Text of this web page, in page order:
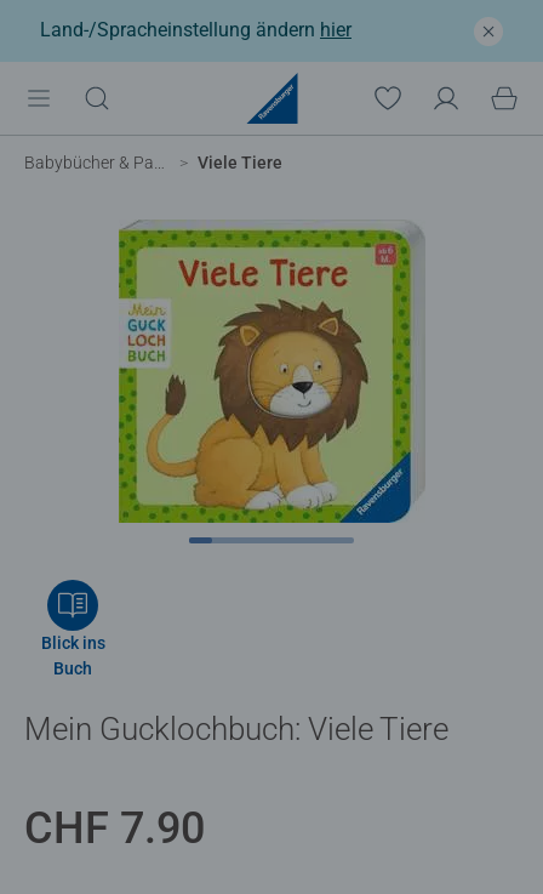
Land-/Spracheinstellung ändern hier
Babybücher & Pappbilderbücher Viele Tiere
Blick ins
Buch
Mein Gucklochbuch: Viele Tiere
CHF 7.90